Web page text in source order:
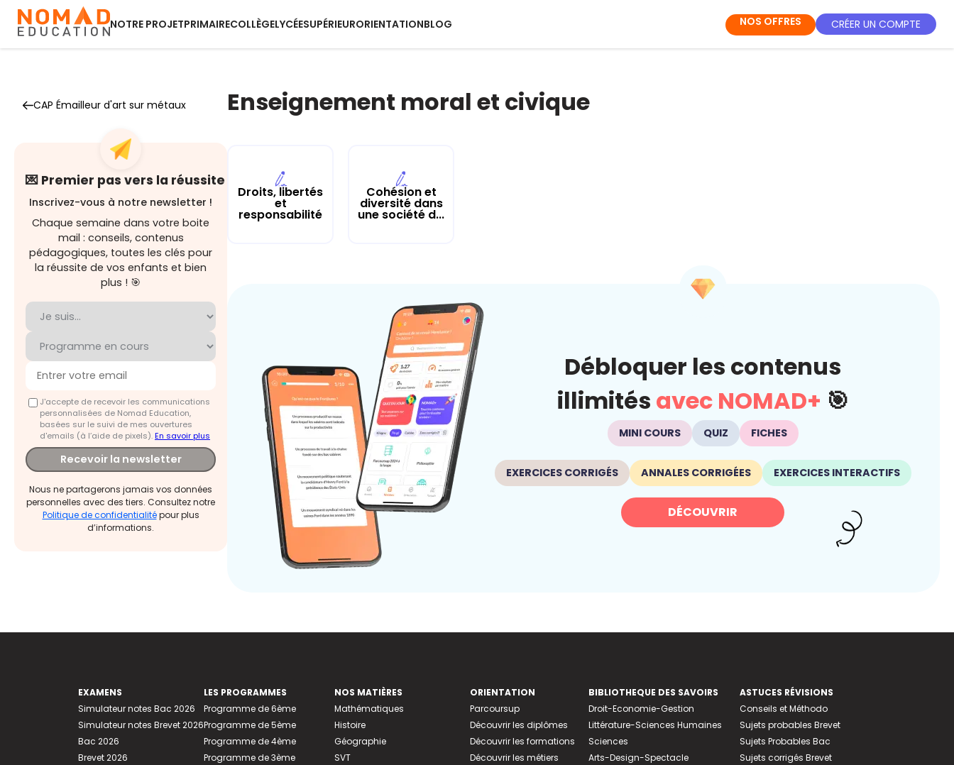
NOTRE PROJETPRIMAIRECOLLÈGELYCÉESUPÉRIEURORIENTATIONBLOG NOS OFFRES CRÉER UN COMPTE
CAP Émailleur d'art sur métaux
💌 Premier pas vers la réussite
Inscrivez-vous à notre newsletter !
Chaque semaine dans votre boite
mail : conseils, contenus
pédagogiques, toutes les clés pour
la réussite de vos enfants et bien
plus ! 🎯
J'accepte de recevoir les communications
personnalisées de Nomad Education,
basées sur le suivi de mes ouvertures
d'emails (à l’aide de pixels).En savoir plus
Recevoir la newsletter
Nous ne partagerons jamais vos données
personnelles avec des tiers. Consultez notre
Politique de confidentialitépour plus
d’informations.
Enseignement moral et civique
Droits, libertés
et
responsabilité
Cohésion et
diversité dans
une société d...
Débloquer les contenus
illimités avec NOMAD+ 🎯
MINI COURS QUIZ FICHES
EXERCICES CORRIGÉS ANNALES CORRIGÉES EXERCICES INTERACTIFS
DÉCOUVRIR
EXAMENS
Simulateur notes Bac 2026
Simulateur notes Brevet 2026
Bac 2026
Brevet 2026
LES PROGRAMMES
Programme de 6ème
Programme de 5ème
Programme de 4ème
Programme de 3ème
NOS MATIÈRES
Mathématiques
Histoire
Géographie
SVT
ORIENTATION
Parcoursup
Découvrir les diplômes
Découvrir les formations
Découvrir les métiers
BIBLIOTHEQUE DES SAVOIRS
Droit-Economie-Gestion
Littérature-Sciences Humaines
Sciences
Arts-Design-Spectacle
ASTUCES RÉVISIONS
Conseils et Méthodo
Sujets probables Brevet
Sujets Probables Bac
Sujets corrigés Brevet